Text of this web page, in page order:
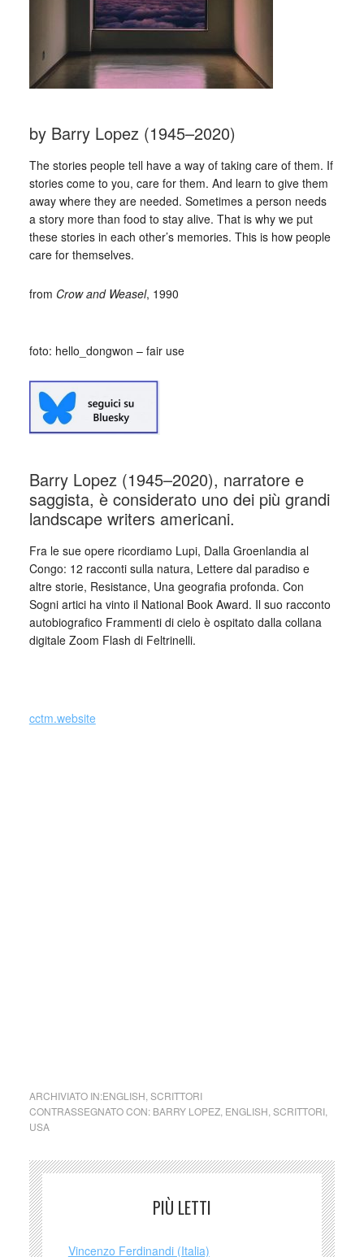
by Barry Lopez (1945–2020)
The stories people tell have a way of taking care of them. If
stories come to you, care for them. And learn to give them
away where they are needed. Sometimes a person needs
a story more than food to stay alive. That is why we put
these stories in each other’s memories. This is how people
care for themselves.
from Crow and Weasel, 1990
foto: hello_dongwon – fair use
Barry Lopez (1945–2020), narratore e
saggista, è considerato uno dei più grandi
landscape writers americani.
Fra le sue opere ricordiamo Lupi, Dalla Groenlandia al
Congo: 12 racconti sulla natura, Lettere dal paradiso e
altre storie, Resistance, Una geografia profonda. Con
Sogni artici ha vinto il National Book Award. Il suo racconto
autobiografico Frammenti di cielo è ospitato dalla collana
digitale Zoom Flash di Feltrinelli.
cctm.website
ARCHIVIATO IN:ENGLISH SCRITTORI
CONTRASSEGNATO CON: BARRY LOPEZ, ENGLISH SCRITTORI,
USA
PIÙ LETTI
Vincenzo Ferdinandi (Italia)